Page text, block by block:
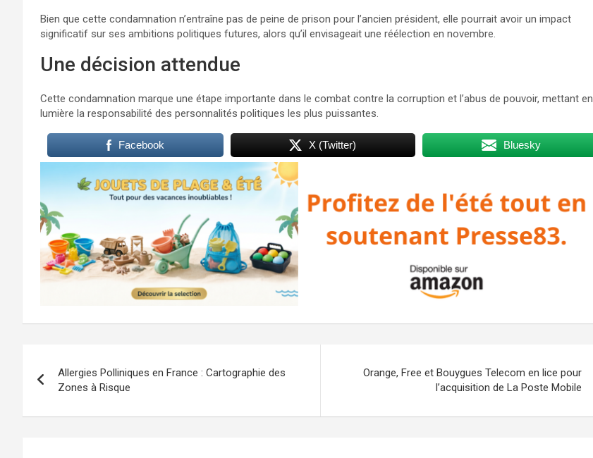
Bien que cette condamnation n’entraîne pas de peine de prison pour l’ancien président, elle pourrait avoir un impact
significatif sur ses ambitions politiques futures, alors qu’il envisageait une réélection en novembre.
Une décision attendue
Cette condamnation marque une étape importante dans le combat contre la corruption et l’abus de pouvoir, mettant en
lumière la responsabilité des personnalités politiques les plus puissantes.
Facebook X (Twitter) Bluesky
de
l’article
Allergies Polliniques en France : Cartographie des
Zones à Risque
Orange, Free et Bouygues Telecom en lice pour
l’acquisition de La Poste Mobile